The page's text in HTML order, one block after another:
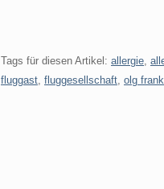
Tags für diesen Artikel: allergie
fluggast fluggesellschaft olg